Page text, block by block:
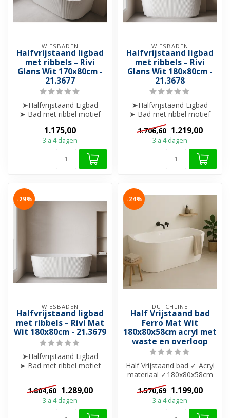
WIESBADEN
Halfvrijstaand ligbad
met ribbels – Rivi
Glans Wit 170x80cm -
21.3677
➤Halfvrijstaand Ligbad
➤ Bad met ribbel motief
➤ Glans Wit
➤...
1.175,00
3 a 4 dagen
WIESBADEN
Halfvrijstaand ligbad
met ribbels – Rivi
Glans Wit 180x80cm -
21.3678
➤Halfvrijstaand Ligbad
➤ Bad met ribbel motief
➤ 180x80x58cm
➤ Glans Wit
➤...
1.706,60 1.219,00
3 a 4 dagen
-29%
WIESBADEN
Halfvrijstaand ligbad
met ribbels – Rivi Mat
Wit 180x80cm - 21.3679
➤Halfvrijstaand Ligbad
➤ Bad met ribbel motief
➤ Mat Wit
➤ I...
1.804,60 1.289,00
3 a 4 dagen
-24%
DUTCHLINE
Half Vrijstaand bad
Ferro Mat Wit
180x80x58cm acryl met
waste en overloop
Half Vrijstaand bad ✓ Acryl
materiaal ✓180x80x58cm
✓ Bad met ovale vorm ✓
Mat Wi...
1.570,69 1.199,00
3 a 4 dagen